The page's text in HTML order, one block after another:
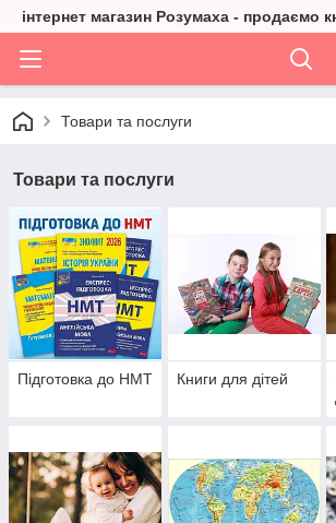
інтернет магазин Розумаха - продаємо
Товари та послуги
Товари та послуги
Підготовка до НМТ Книги для дітей